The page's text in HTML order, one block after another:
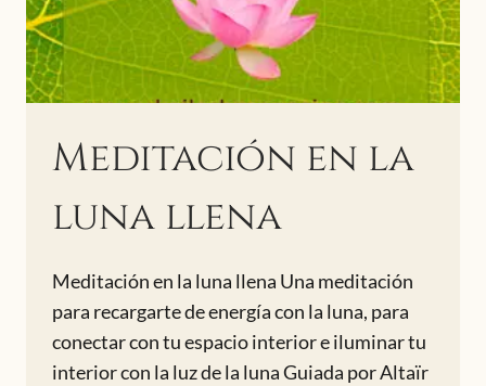
Meditación en la
luna llena
Meditación en la luna llena Una meditación
para recargarte de energía con la luna, para
conectar con tu espacio interior e iluminar tu
interior con la luz de la luna Guiada por Altaïr